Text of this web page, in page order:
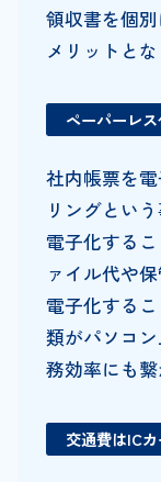
領収書を個
メリットとな
ペーパーレ
社内帳票を
リングとい
電子化する
ァイル代や
電子化する
類がパソコ
務効率にも繋
交通費はIC